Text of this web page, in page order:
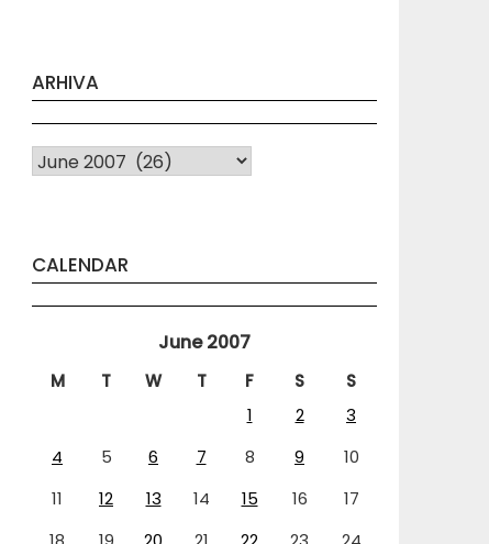
ARHIVA
Arhiva
CALENDAR
June 2007
M T W T F S
S
1
2
3
4
5 6 7 8 9
10
11
12 13 14 15 16
17